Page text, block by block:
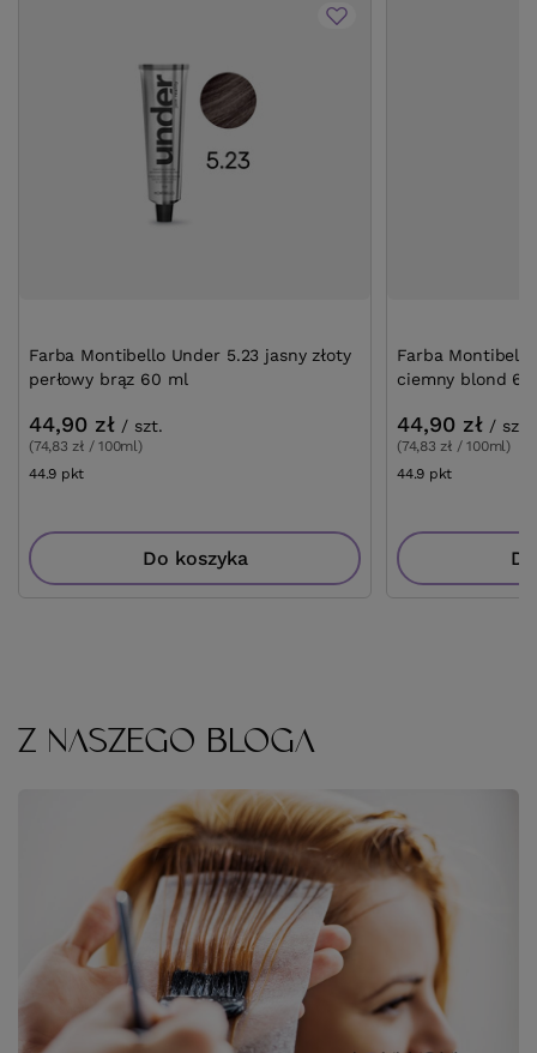
Farba Montibello Under 5.23 jasny złoty
perłowy brąz 60 ml
44,90 zł / szt.
(74,83 zł / 100ml)
44.9 pkt
Do koszyka
Farba
ciemny blond
44,90 zł / szt.
(74,83 zł / 100ml)
44.9 pkt
Z NASZEGO BLOGA